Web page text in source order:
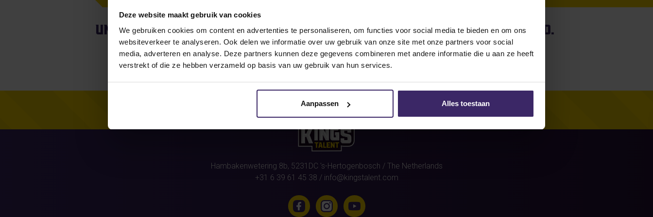
Deze website maakt gebruik van cookies
We gebruiken cookies om content en advertenties te personaliseren, om functies voor social media te bieden en om ons
websiteverkeer te analyseren. Ook delen we informatie over uw gebruik van onze site met onze partners voor social
media, adverteren en analyse. Deze partners kunnen deze gegevens combineren met andere informatie die u aan ze heeft
verstrekt of die ze hebben verzameld op basis van uw gebruik van hun services.
Aanpassen Alles toestaan
Unfortunately, for this athlete(Dave Star)were no stories found.
Hambakenwetering 8b, 5231DC 's-Hertogenbosch / The Netherlands
+31 6 39 61 45 38 / info@kingstalent.com